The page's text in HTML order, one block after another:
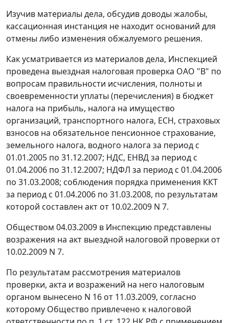
Изучив материалы дела, обсудив доводы жалобы,
кассационная инстанция не находит оснований для
отмены либо изменения обжалуемого решения.
Как усматривается из материалов дела, Инспекцией
проведена выездная налоговая проверка ОАО "В" по
вопросам правильности исчисления, полноты и
своевременности уплаты (перечисления) в бюджет
налога на прибыль, налога на имущество
организаций, транспортного налога, ЕСН, страховых
взносов на обязательное пенсионное страхование,
земельного налога, водного налога за период с
01.01.2005 по 31.12.2007; НДС, ЕНВД за период с
01.04.2006 по 31.12.2007; НДФЛ за период с 01.04.2006
по 31.03.2008; соблюдения порядка применения ККТ
за период с 01.04.2006 по 31.03.2008, по результатам
которой составлен акт от 10.02.2009 N 7.
Обществом 04.03.2009 в Инспекцию представлены
возражения на акт выездной налоговой проверки от
10.02.2009 N 7.
По результатам рассмотрения материалов
проверки, акта и возражений на него налоговым
органом вынесено N 16 от 11.03.2009, согласно
которому Общество привлечено к налоговой